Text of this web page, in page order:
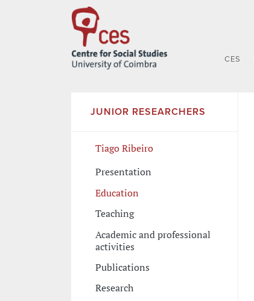
CES
JUNIOR RESEARCHERS
Tiago Ribeiro
Presentation
Education
Teaching
Academic and professional
activities
Publications
Research